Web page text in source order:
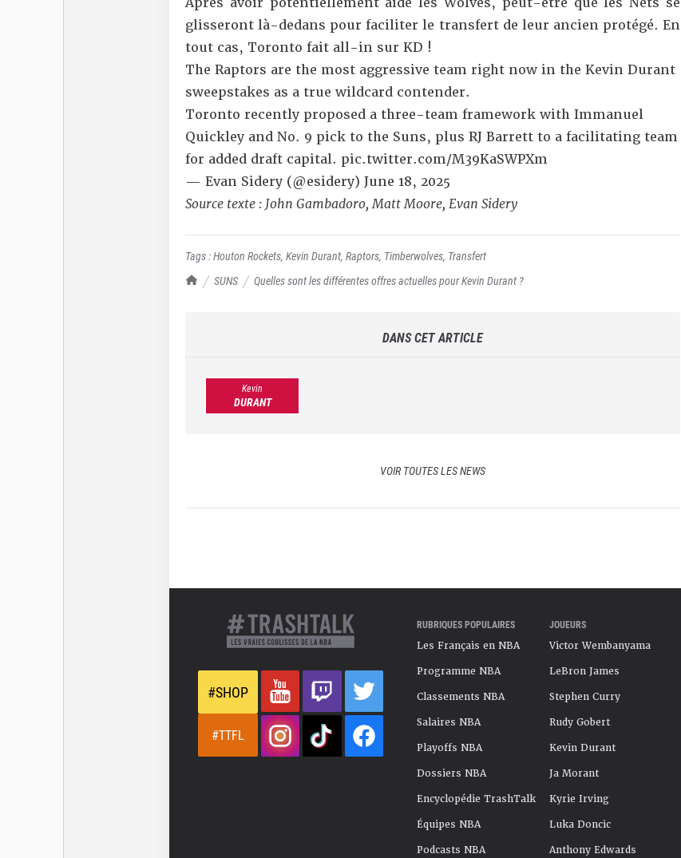
TrashTalk Actu NBA
SUNS Quelles sont les différentes offres actuelles pour Kevin Durant ?
glisseront là-dedans pour faciliter le transfert de leur ancien protégé. En
tout cas, Toronto fait all-in sur KD !
The Raptors are the most aggressive team right now in the Kevin Durant
sweepstakes as a true wildcard contender.
Toronto recently proposed a three-team framework with Immanuel
Quickley and No. 9 pick to the Suns, plus RJ Barrett to a facilitating team
for added draft capital. pic.twitter.com/M39KaSWPXm
— Evan Sidery (@esidery) June 18, 2025
Source texte : John Gambadoro, Matt Moore, Evan Sidery
Tags :Houton Rockets, Kevin Durant, Raptors, Timberwolves, Transfert
DANS CET ARTICLE
Kevin
DURANT
VOIR TOUTES LES NEWS
#SHOP
#TTFL
RUBRIQUES POPULAIRES
Les Français en NBA
Programme NBA
Classements NBA
Salaires NBA
Playoffs NBA
Dossiers NBA
Encyclopédie TrashTalk
Équipes NBA
Podcasts NBA
JOUEURS
Victor Wembanyama
LeBron James
Stephen Curry
Rudy Gobert
Kevin Durant
Ja Morant
Kyrie Irving
Luka Doncic
Anthony Edwards